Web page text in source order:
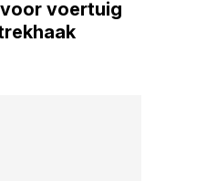
voertuig